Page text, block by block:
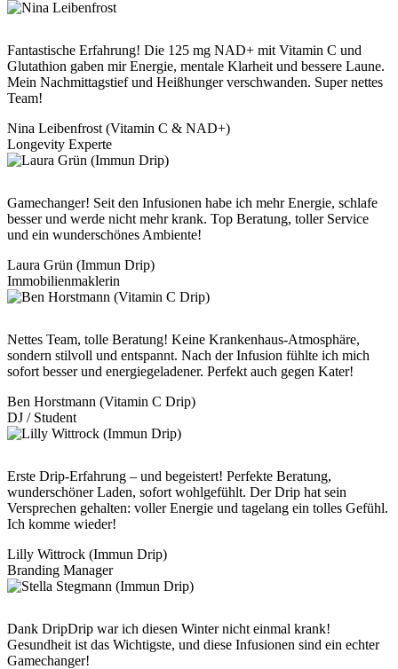
Fantastische Erfahrung! Die 125 mg NAD+ mit Vitamin C und
Glutathion gaben mir Energie, mentale Klarheit und bessere Laune.
Mein Nachmittagstief und Heißhunger verschwanden. Super nettes
Team!
Nina Leibenfrost (Vitamin C & NAD+)
Longevity Experte
Gamechanger! Seit den Infusionen habe ich mehr Energie, schlafe
besser und werde nicht mehr krank. Top Beratung, toller Service
und ein wunderschönes Ambiente!
Laura Grün (Immun Drip)
Immobilienmaklerin
Nettes Team, tolle Beratung! Keine Krankenhaus-Atmosphäre,
sondern stilvoll und entspannt. Nach der Infusion fühlte ich mich
sofort besser und energiegeladener. Perfekt auch gegen Kater!
Ben Horstmann (Vitamin C Drip)
DJ / Student
Erste Drip-Erfahrung – und begeistert! Perfekte Beratung,
wunderschöner Laden, sofort wohlgefühlt. Der Drip hat sein
Versprechen gehalten: voller Energie und tagelang ein tolles Gefühl.
Ich komme wieder!
Lilly Wittrock (Immun Drip)
Branding Manager
Dank DripDrip war ich diesen Winter nicht einmal krank!
Gesundheit ist das Wichtigste, und diese Infusionen sind ein echter
Gamechanger!